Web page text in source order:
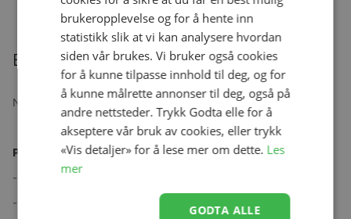
Beskrivelse
Nattbord
Produktspesifikasjoner:
- Malt MDF + bein i solid tre.
- Dimensjoner (HxDxB): 40x35x50 cm.
brukeropplevelse og for å hente inn
statistikk slik at vi kan analysere hvordan
siden vår brukes. Vi bruker også cookies
for å kunne tilpasse innhold til deg, og for
å kunne målrette annonser til deg, også på
andre nettsteder. Trykk Godta elle for å
akseptere vår bruk av cookies, eller trykk
«Vis detaljer» for å lese mer om dette. Les
mer
GODTA ALLE